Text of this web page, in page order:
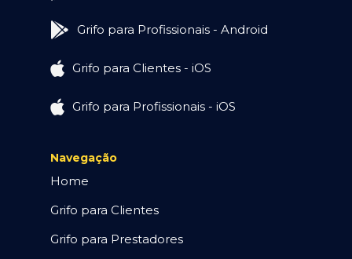
Grifo para Profissionais - Android
Grifo para Clientes - iOS
Grifo para Profissionais - iOS
Navegação
Home
Grifo para Clientes
Grifo para Prestadores